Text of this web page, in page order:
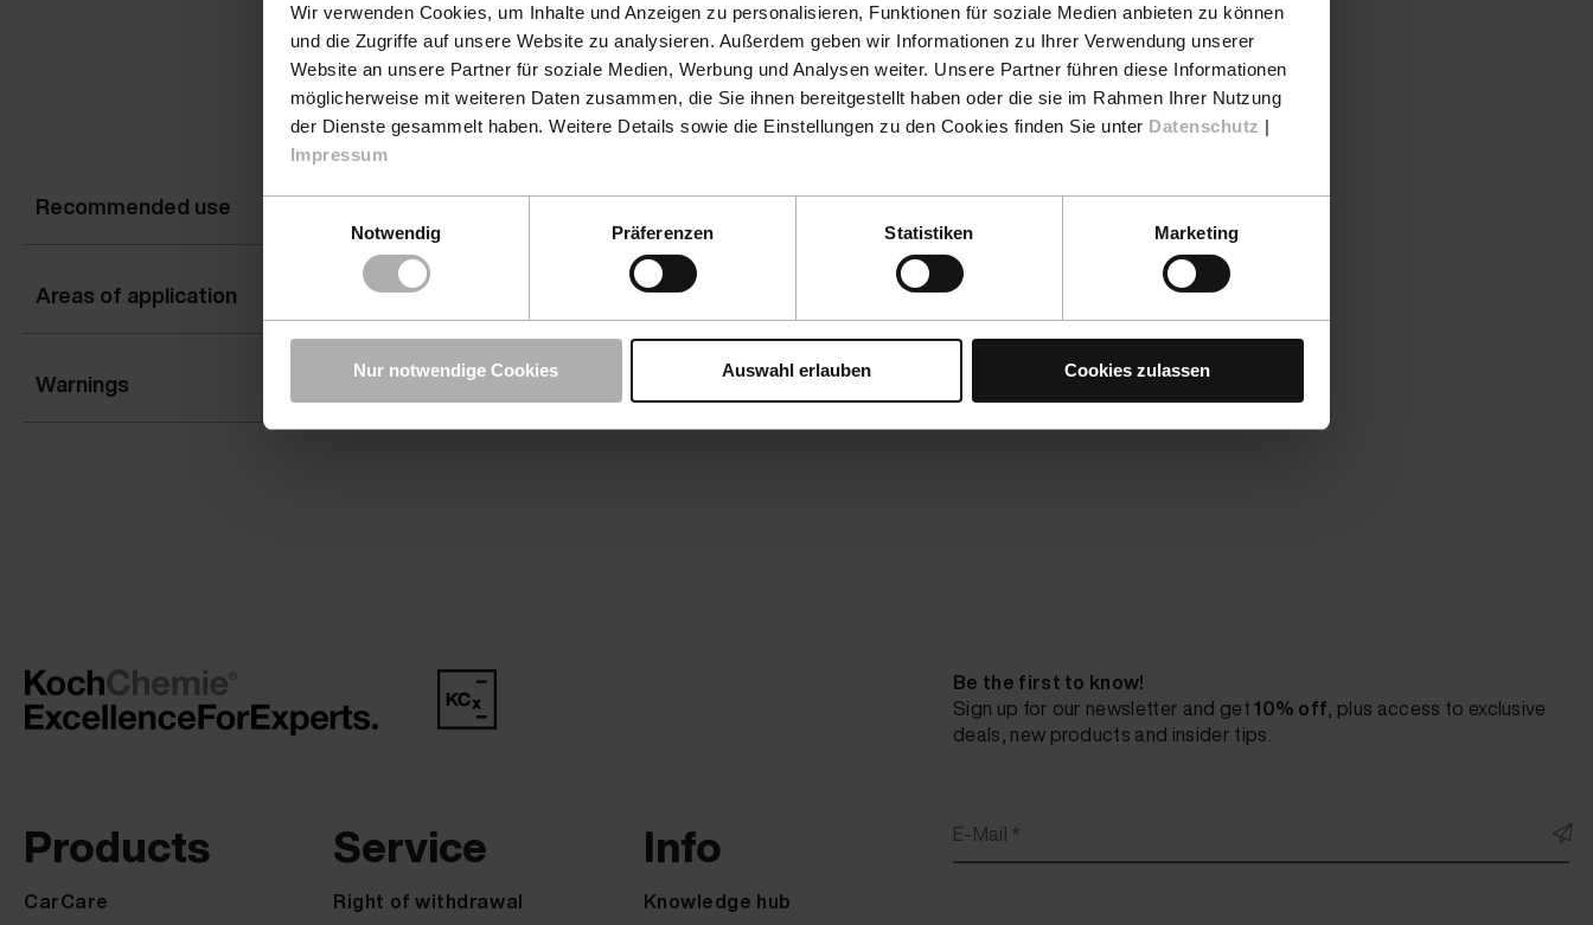
Wir verwenden Cookies, um Inhalte und Anzeigen zu personalisieren, Funktionen für soziale Medien anbieten zu können
und die Zugriffe auf unsere Website zu analysieren. Außerdem geben wir Informationen zu Ihrer Verwendung unserer
Website an unsere Partner für soziale Medien, Werbung und Analysen weiter. Unsere Partner führen diese Informationen
möglicherweise mit weiteren Daten zusammen, die Sie ihnen bereitgestellt haben oder die sie im Rahmen Ihrer Nutzung
der Dienste gesammelt haben. Weitere Details sowie die Einstellungen zu den Cookies finden Sie unter Datenschutz |
Impressum
Notwendig
Präferenzen Statistiken Marketing
Nur notwendige Cookies Auswahl erlauben Cookies zulassen
Recommended use
Areas of application
Warnings
Products
CarCare
Service
Right of withdrawal
Info
Knowledge hub
Be the first to know!
Sign up for our newsletter and get10% off, plus access to exclusive
deals, new products and insider tips.
E-Mail *